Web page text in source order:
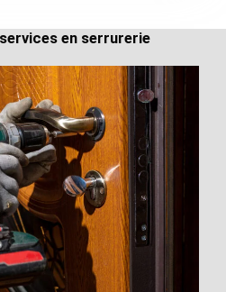
en serrurerie